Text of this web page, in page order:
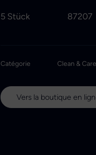
5 Stück 87207
Catégorie Clean & Care
Vers la boutique en